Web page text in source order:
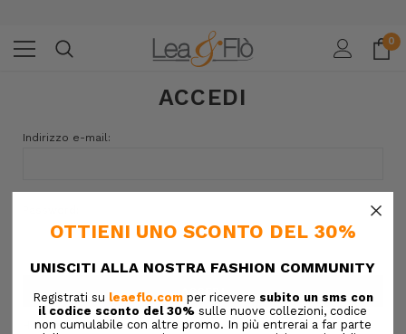
0
ACCEDI
Indirizzo e-mail:
Hai dimenticato la password?
×